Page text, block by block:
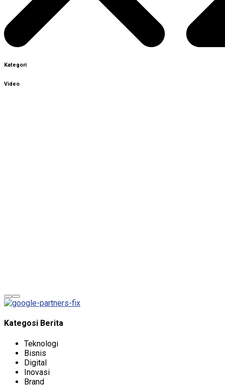
Kategori
Video
Kategosi Berita
Teknologi
Bisnis
Digital
Inovasi
Brand